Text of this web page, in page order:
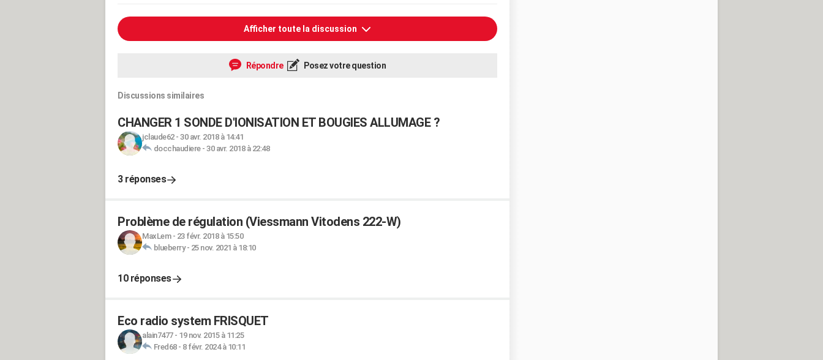
Afficher toute la discussion
Répondre Posez votre question
Discussions similaires
CHANGER 1 SONDE D'IONISATION ET BOUGIES ALLUMAGE ?
jclaude62- 30 avr. 2018 à 14:41
docchaudiere- 30 avr. 2018 à 22:48
3 réponses
Problème de régulation (Viessmann Vitodens 222-W)
MaxLem- 23 févr. 2018 à 15:50
blueberry- 25 nov. 2021 à 18:10
10 réponses
Eco radio system FRISQUET
alain7477- 19 nov. 2015 à 11:25
Fred68- 8 févr. 2024 à 10:11